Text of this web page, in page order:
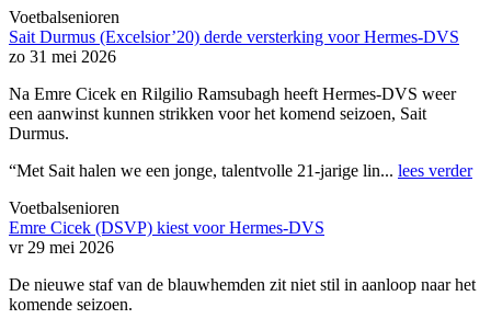
Voetbalsenioren
Sait Durmus (Excelsior’20) derde versterking voor Hermes-DVS
zo 31 mei 2026
Na Emre Cicek en Rilgilio Ramsubagh heeft Hermes-DVS weer
een aanwinst kunnen strikken voor het komend seizoen, Sait
Durmus.
“Met Sait halen we een jonge, talentvolle 21-jarige lin... lees verder
Voetbalsenioren
Emre Cicek (DSVP) kiest voor Hermes-DVS
vr 29 mei 2026
De nieuwe staf van de blauwhemden zit niet stil in aanloop naar het
komende seizoen.